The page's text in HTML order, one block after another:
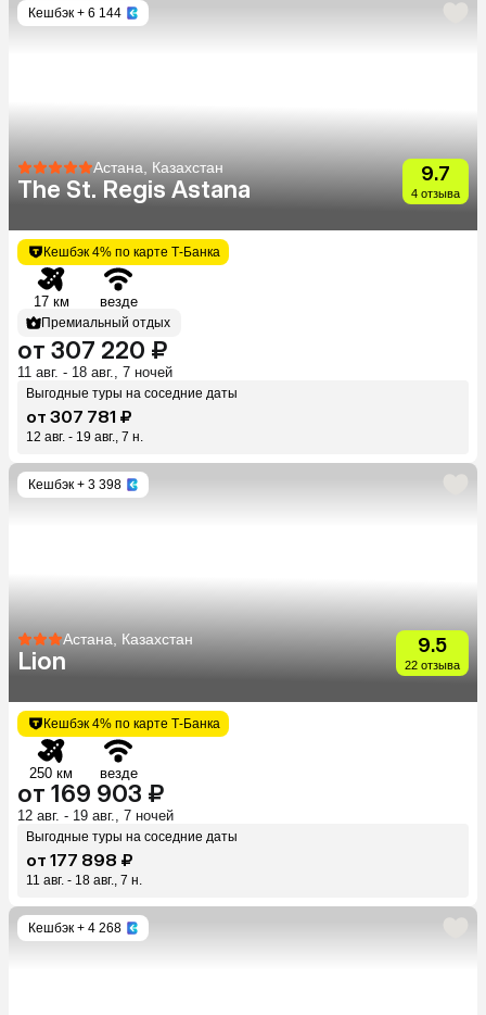
Кешбэк + 6 144
Астана, Казахстан
The St. Regis Astana
9.7
4 отзыва
Кешбэк 4% по карте Т-Банка
17 км везде
Премиальный отдых
от 307 220 ₽
11 авг. - 18 авг., 7 ночей
Выгодные туры на соседние даты
от 307 781 ₽
12 авг. - 19 авг., 7 н.
Кешбэк + 3 398
Астана, Казахстан
Lion
9.5
22 отзыва
Кешбэк 4% по карте Т-Банка
250 км везде
от 169 903 ₽
12 авг. - 19 авг., 7 ночей
Выгодные туры на соседние даты
от 177 898 ₽
11 авг. - 18 авг., 7 н.
Кешбэк + 4 268